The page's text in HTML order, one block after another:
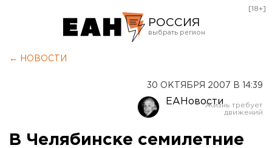
РОССИЯ
Оренбург
[18+]
← НОВОСТИ
30 ОКТЯБРЯ 2007 В 14:39
ЕАНовости
В Челябинске семилетние